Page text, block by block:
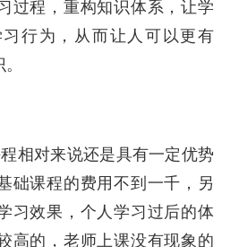
过程，重构知识体系，让学
行为，从而让人可以更有
相对来说还是具有一定优势
础课程的费用不到一千，另
习效果，个人学习过后的体
高的，老师上课没有现象的